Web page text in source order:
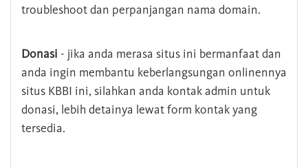
troubleshoot dan perpanjangan nama domain.
Donasi - jika anda merasa situs ini bermanfaat dan
anda ingin membantu keberlangsungan onlinennya
situs KBBI ini, silahkan anda kontak admin untuk
donasi, lebih detainya lewat form kontak yang
tersedia.